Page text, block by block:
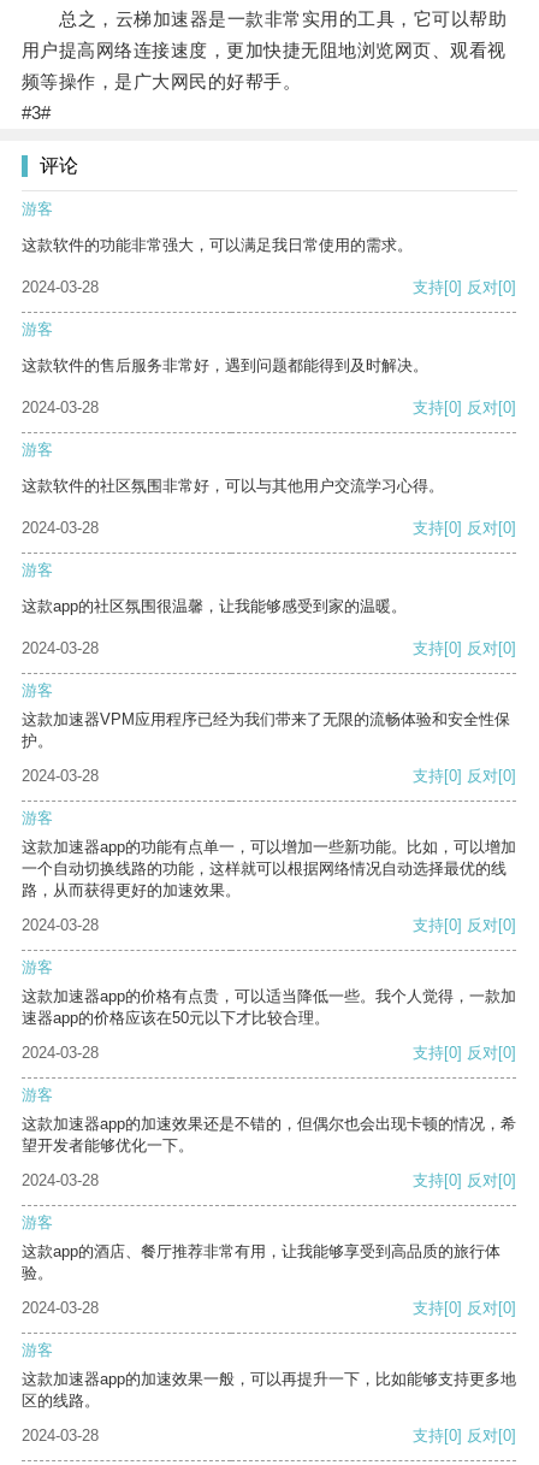
总之，云梯加速器是一款非常实用的工具，它可以帮助
用户提高网络连接速度，更加快捷无阻地浏览网页、观看视
频等操作，是广大网民的好帮手。
#3#
评论
游客
这款软件的功能非常强大，可以满足我日常使用的需求。
2024-03-28 支持[0] 反对[0]
游客
这款软件的售后服务非常好，遇到问题都能得到及时解决。
2024-03-28 支持[0] 反对[0]
游客
这款软件的社区氛围非常好，可以与其他用户交流学习心得。
2024-03-28 支持[0] 反对[0]
游客
这款app的社区氛围很温馨，让我能够感受到家的温暖。
2024-03-28 支持[0] 反对[0]
游客
这款加速器VPM应用程序已经为我们带来了无限的流畅体验和安全性保
护。
2024-03-28
支持[0] 反对[0]
游客
这款加速器app的功能有点单一，可以增加一些新功能。比如，可以增加
一个自动切换线路的功能，这样就可以根据网络情况自动选择最优的线
路，从而获得更好的加速效果。
2024-03-28
支持[0] 反对[0]
游客
这款加速器app的价格有点贵，可以适当降低一些。我个人觉得，一款加
速器app的价格应该在50元以下才比较合理。
2024-03-28
支持[0] 反对[0]
游客
这款加速器app的加速效果还是不错的，但偶尔也会出现卡顿的情况，希
望开发者能够优化一下。
2024-03-28
支持[0] 反对[0]
游客
这款app的酒店、餐厅推荐非常有用，让我能够享受到高品质的旅行体
验。
2024-03-28
支持[0] 反对[0]
游客
这款加速器app的加速效果一般，可以再提升一下，比如能够支持更多地
区的线路。
2024-03-28
支持[0] 反对[0]